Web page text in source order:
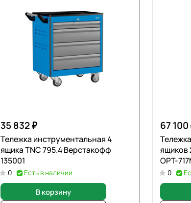
35 832 ₽
Тележка инструментальная 4
ящика TNC 795.4 Верстакофф
135001
0 Есть в наличии
В корзину
67 100
ящиков
OPT-
0